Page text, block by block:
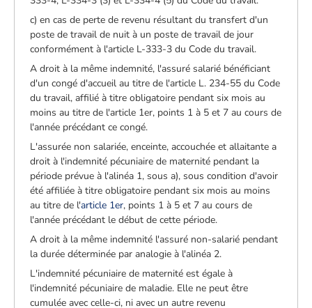
c) en cas de perte de revenu résultant du transfert d'un
poste de travail de nuit à un poste de travail de jour
conformément à l'article L-333-3 du Code du travail.
A droit à la même indemnité, l'assuré salarié bénéficiant
d'un congé d'accueil au titre de l'article L. 234-55 du Code
du travail, affilié à titre obligatoire pendant six mois au
moins au titre de l'article 1er, points 1 à 5 et 7 au cours de
l'année précédant ce congé.
L'assurée non salariée, enceinte, accouchée et allaitante a
droit à l'indemnité pécuniaire de maternité pendant la
période prévue à l'alinéa 1, sous a), sous condition d'avoir
été affiliée à titre obligatoire pendant six mois au moins
au titre de l'article 1er, points 1 à 5 et 7 au cours de
l'année précédant le début de cette période.
A droit à la même indemnité l'assuré non-salarié pendant
la durée déterminée par analogie à l'alinéa 2.
L'indemnité pécuniaire de maternité est égale à
l'indemnité pécuniaire de maladie. Elle ne peut être
cumulée avec celle-ci, ni avec un autre revenu